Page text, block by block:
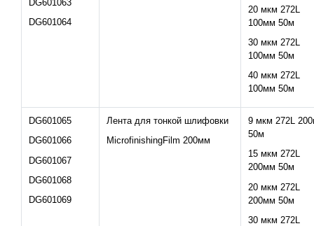
DG601063
DG601064
20 мкм 272L
100мм 50м
30 мкм 272L
100мм 50м
40 мкм 272L
100мм 50м
DG601065
DG601066
DG601067
DG601068
DG601069
Лента для тонкой шлифовки
MicrofinishingFilm 200мм
9 мкм 272L
50м
15 мкм 272L
200мм 50м
20 мкм 272L
200мм 50м
30 мкм 272L